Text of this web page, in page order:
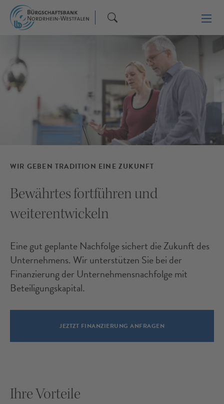
WIR GEBEN TRADITION EINE ZUKUNFT
Bewährtes fortführen und
weiterentwickeln
Eine gut geplante Nachfolge sichert die Zukunft des
Unternehmens. Wir unterstützen Sie bei der
Finanzierung der Unternehmensnachfolge mit
Beteiligungskapital.
JEZTZT FINANZIERUNG ANFRAGEN
Ihre Vorteile